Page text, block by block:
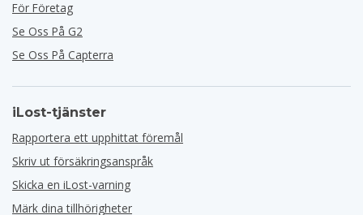
För Företag
Se Oss På G2
Se Oss På Capterra
iLost-tjänster
Rapportera ett upphittat föremål
Skriv ut försäkringsanspråk
Skicka en iLost-varning
Märk dina tillhörigheter